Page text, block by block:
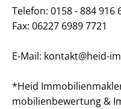
Telefon: 0158 - 884 916
Fax: 06227 6989 7721
E-Mail: kontakt@heid-
*Heid
mo­bi­li­en­be­wer­tung &